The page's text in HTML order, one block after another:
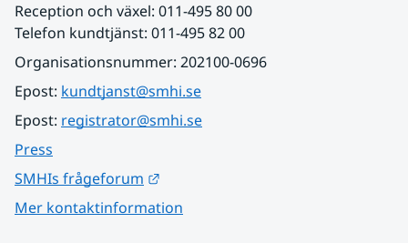
Reception och växel: 011-495 80 00
Telefon kundtjänst: 011-495 82 00
Organisationsnummer: 202100-0696
Epost: kundtjanst@smhi.se
Epost: registrator@smhi.se
Press
SMHIs frågeforum
Mer kontaktinformation